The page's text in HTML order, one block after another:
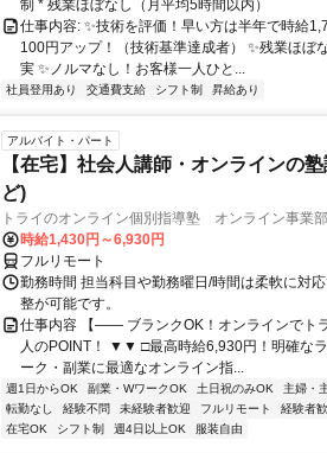
制 * 残業ほぼなし（月平均5時間以内）
仕事内容: ✨技術を評価！早い方は半年で時給
100円アップ！（技術基準達成者） ✨残業ほぼ
実 ✨ノルマなし！お客様一人ひと...
社員登用あり 交通費支給 シフト制 昇給あり
アルバイト・パート
【在宅】社会人講師・オンラインの
ど)
トライのオンライン個別指導塾 オンライン事業部
時給1,430円～6,930円
フルリモート
勤務時間 担当科目や勤務曜日/時間は柔軟に対
整が可能です。
仕事内容 【―― ブランクOK！オンラインで
人のPOINT！ ▼▼ □最高時給6,930円！明確な
ーク・副業に最適なオンライン指...
週1日からOK 副業・WワークOK 土日祝のみOK 主婦・
転勤なし
経験不問 未経験者歓迎 フルリモート 経験者
在宅OK
シフト制 週4日以上OK 服装自由